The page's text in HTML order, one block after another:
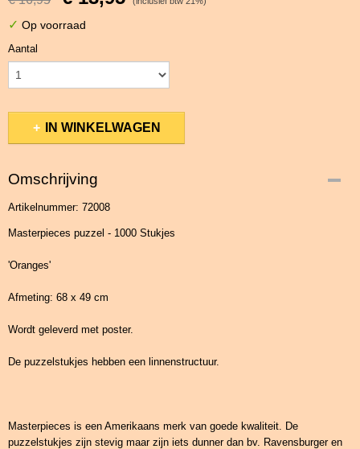
✓ Op voorraad
Aantal
IN WINKELWAGEN
Omschrijving
Artikelnummer: 72008
Masterpieces puzzel - 1000 Stukjes
'Oranges'
Afmeting: 68 x 49 cm
Wordt geleverd met poster.
De puzzelstukjes hebben een linnenstructuur.
Masterpieces is een Amerikaans merk van goede kwaliteit. De
puzzelstukjes zijn stevig maar zijn iets dunner dan bv. Ravensburger en